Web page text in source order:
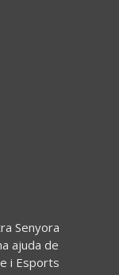
Senyora
ajuda de
i Esports